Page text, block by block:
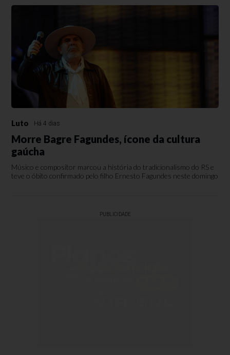
Luto Há 4 dias
Morre Bagre Fagundes, ícone da cultura
gaúcha
Músico e compositor marcou a história do tradicionalismo do RS e
teve o óbito confirmado pelo filho Ernesto Fagundes neste domingo
PUBLICIDADE